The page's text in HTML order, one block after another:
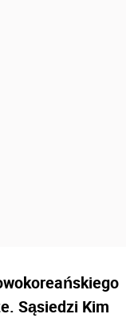
Sąsiedzi Kim